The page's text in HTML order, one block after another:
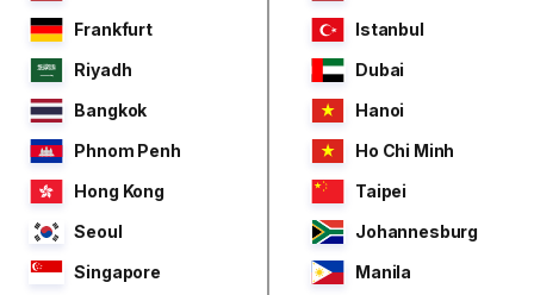
Frankfurt
Istanbul
Riyadh
Dubai
Bangkok
Hanoi
Phnom Penh
Ho Chi Minh
Hong Kong
Taipei
Seoul
Johannesburg
Singapore
Manila